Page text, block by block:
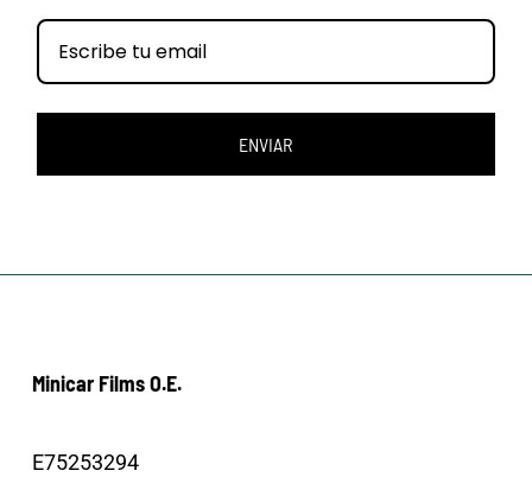
ENVIAR
Minicar Films O.E.
E75253294